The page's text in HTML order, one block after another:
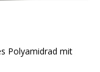
Polyamidrad mit